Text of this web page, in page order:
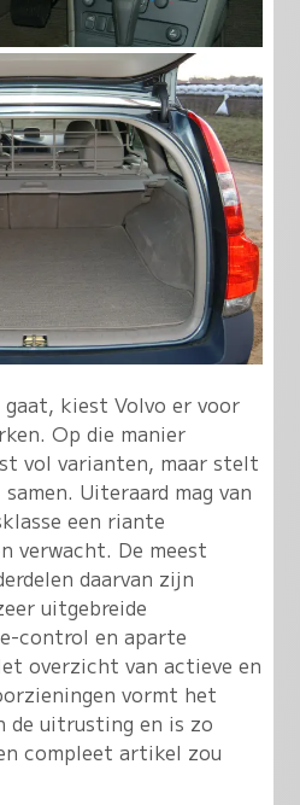
kiest Volvo er voor
Op die manier
vol varianten, maar stelt
Uiteraard mag van
een riante
verwacht. De meest
daarvan zijn
uitgebreide
control en aparte
overzicht van actieve en
vormt het
de uitrusting en is zo
compleet artikel zou